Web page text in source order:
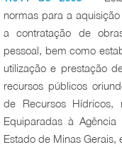
normas para a
a contratação de
pessoal, bem como
utilização e prestação
recursos públicos
de Recursos Hídricos,
Equiparadas à
Estado de Minas Gerais,